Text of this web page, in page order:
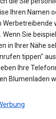
Ihren Namen
Werbetreibende
Sie
in Ihrer Nähe
tippen"
Ihre
Blumenladen